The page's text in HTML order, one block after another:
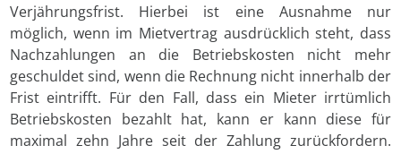
Verjährungsfrist. Hierbei ist eine Ausnahme nur
möglich, wenn im Mietvertrag ausdrücklich steht, dass
Nachzahlungen an die Betriebskosten nicht mehr
geschuldet sind, wenn die Rechnung nicht innerhalb der
Frist eintrifft. Für den Fall, dass ein Mieter irrtümlich
Betriebskosten bezahlt hat, kann er kann diese für
maximal zehn Jahre seit der Zahlung zurückfordern.